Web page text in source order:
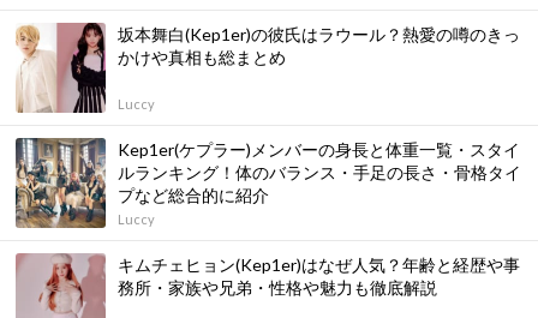
坂本舞白(Kep1er)の彼氏はラウール？熱愛の噂のきっ
かけや真相も総まとめ
Luccy
Kep1er(ケプラー)メンバーの身長と体重一覧・スタイ
ルランキング！体のバランス・手足の長さ・骨格タイ
プなど総合的に紹介
Luccy
キムチェヒョン(Kep1er)はなぜ人気？年齢と経歴や事
務所・家族や兄弟・性格や魅力も徹底解説